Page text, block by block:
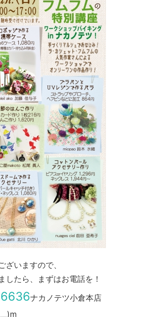
ざいますので、
したら、まずはお電話を！
ナカノテツ小倉本店